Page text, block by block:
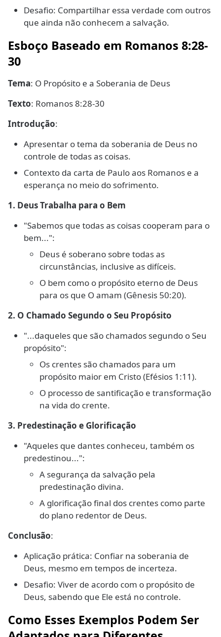
Desafio: Compartilhar essa verdade com outros
que ainda não conhecem a salvação.
Esboço Baseado em Romanos 8:28-
30
Tema: O Propósito e a Soberania de Deus
Texto: Romanos 8:28-30
Introdução:
Apresentar o tema da soberania de Deus no
controle de todas as coisas.
Contexto da carta de Paulo aos Romanos e a
esperança no meio do sofrimento.
1. Deus Trabalha para o Bem
"Sabemos que todas as coisas cooperam para o
bem...":
Deus é soberano sobre todas as
circunstâncias, inclusive as difíceis.
O bem como o propósito eterno de Deus
para os que O amam (Gênesis 50:20).
2. O Chamado Segundo o Seu Propósito
"...daqueles que são chamados segundo o Seu
propósito":
Os crentes são chamados para um
propósito maior em Cristo (Efésios 1:11).
O processo de santificação e transformação
na vida do crente.
3. Predestinação e Glorificação
"Aqueles que dantes conheceu, também os
predestinou...":
A segurança da salvação pela
predestinação divina.
A glorificação final dos crentes como parte
do plano redentor de Deus.
Conclusão:
Aplicação prática: Confiar na soberania de
Deus, mesmo em tempos de incerteza.
Desafio: Viver de acordo com o propósito de
Deus, sabendo que Ele está no controle.
Como Esses Exemplos Podem Ser